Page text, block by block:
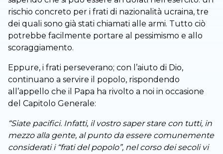
rischio concreto per i frati di nazionalità ucraina, tre
dei quali sono già stati chiamati alle armi. Tutto ciò
potrebbe facilmente portare al pessimismo e allo
scoraggiamento.
Eppure, i frati perseverano; con l’aiuto di Dio,
continuano a servire il popolo, rispondendo
all’appello che il Papa ha rivolto a noi in occasione
del Capitolo Generale:
“Siate pacifici. Infatti, il vostro saper stare con tutti, in
mezzo alla gente, al punto da essere comunemente
considerati i “frati del popolo”, nel corso dei secoli vi